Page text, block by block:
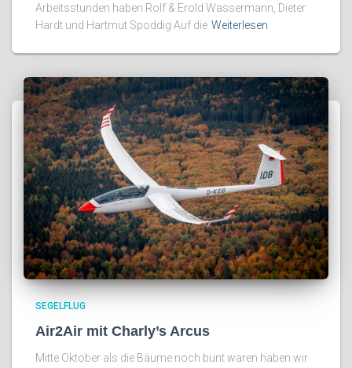
Arbeitsstunden haben Rolf & Erold Wassermann, Dieter
Hardt und Hartmut Spoddig Auf die Weiterlesen
SEGELFLUG
Air2Air mit Charly’s Arcus
Mitte Oktober als die Bäume noch bunt waren haben wir